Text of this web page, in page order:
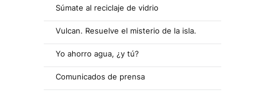
Súmate al reciclaje de vidrio
Vulcan. Resuelve el misterio de la isla.
Yo ahorro agua, ¿y tú?
Comunicados de prensa